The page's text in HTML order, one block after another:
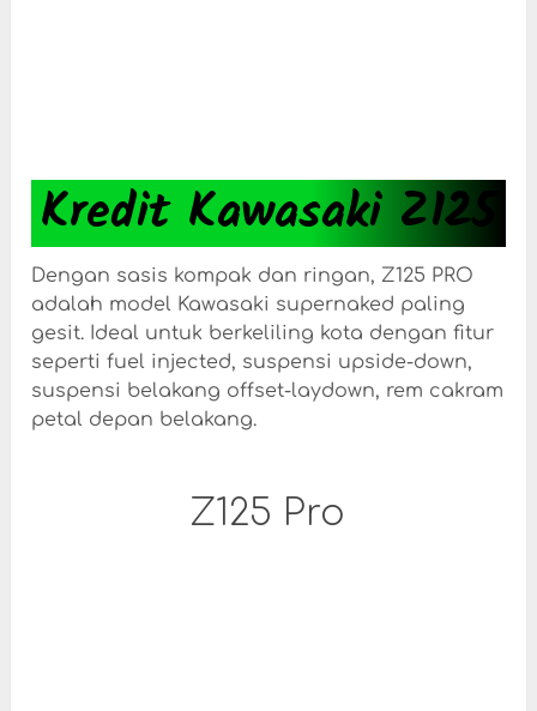
Kredit Kawasaki Z125
Dengan sasis kompak dan ringan, Z125 PRO
adalah model Kawasaki supernaked paling
gesit. Ideal untuk berkeliling kota dengan fitur
seperti fuel injected, suspensi upside-down,
suspensi belakang offset-laydown, rem cakram
petal depan belakang.
Z125 Pro